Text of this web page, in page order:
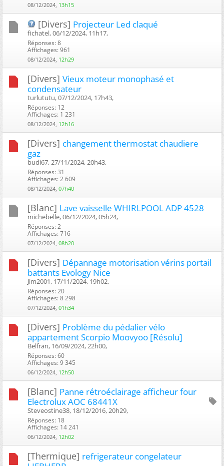
08/12/2024, 13h15
[Divers] Projecteur Led claqué
fichatel, 06/12/2024, 11h17, ‎
Réponses: 8
Affichages: 961
08/12/2024, 12h29
[Divers] Vieux moteur monophasé et
condensateur
turlututu, 07/12/2024, 17h43, ‎
Réponses: 12
Affichages: 1 231
08/12/2024, 12h16
[Divers] changement thermostat chaudiere
gaz
budi67, 27/11/2024, 20h43, ‎
Réponses: 31
Affichages: 2 609
08/12/2024, 07h40
[Blanc] Lave vaisselle WHIRLPOOL ADP 4528
michebelle, 06/12/2024, 05h24, ‎
Réponses: 2
Affichages: 716
07/12/2024, 08h20
[Divers] Dépannage motorisation vérins portail
battants Evology Nice
Jim2001, 17/11/2024, 19h02, ‎
Réponses: 20
Affichages: 8 298
07/12/2024, 01h34
[Divers] Problème du pédalier vélo
appartement Scorpio Moovyoo [Résolu]
Belfran, 16/09/2024, 22h00, ‎
Réponses: 60
Affichages: 9 345
06/12/2024, 12h50
[Blanc] Panne rétroéclairage afficheur four
Electrolux AOC 68441X
Steveostine38, 18/12/2016, 20h29, ‎
Réponses: 18
Affichages: 14 241
06/12/2024, 12h02
[Thermique] refrigerateur congelateur